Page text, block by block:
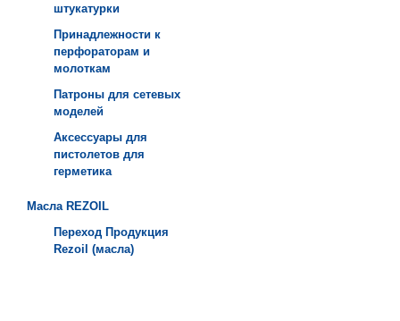
штукатурки
Принадлежности к
перфораторам и
молоткам
Патроны для сетевых
моделей
Аксессуары для
пистолетов для
герметика
Масла REZOIL
Переход Продукция
Rezoil (масла)